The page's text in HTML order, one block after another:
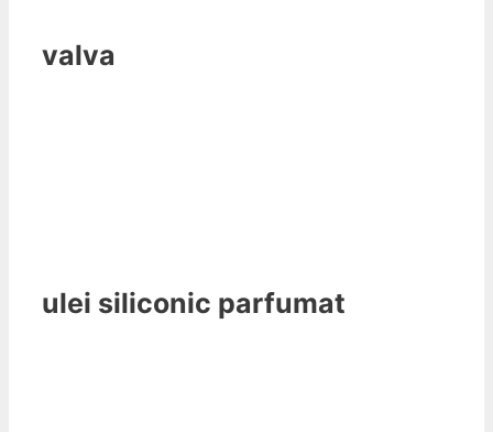
valva
ulei siliconic parfumat